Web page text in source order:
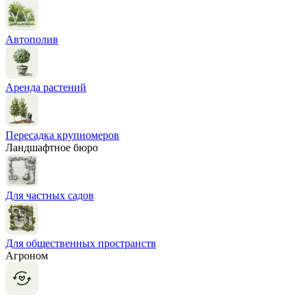
Автополив
Аренда растений
Пересадка крупномеров
Ландшафтное бюро
Для частных садов
Для общественных пространств
Агроном